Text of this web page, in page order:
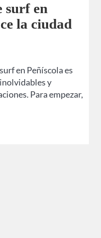
surf en
la ciudad
en Peñíscola es
y
Para empezar,